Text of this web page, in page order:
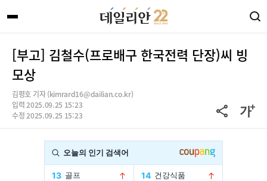
[부고] 김철수(프로배구 한국전력 단장)씨 빙
모상
김평호 기자 (kimrard16@dailian.co.kr)
입력 2025.09.25 15:23
수정 2025.09.25 15:23